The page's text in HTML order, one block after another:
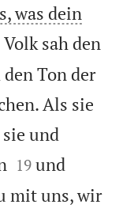
was dein
sah den
Ton der
Als sie
und


19 und
mit uns, wir